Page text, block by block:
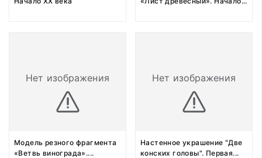
Нет изображения
Модель резного фрагмента
«Ветвь винограда»....
Нет изображения
Настенное украшение "Две
конских головы". Первая...